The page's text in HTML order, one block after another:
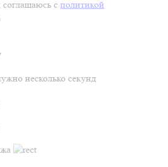
с политикой
несколько секунд